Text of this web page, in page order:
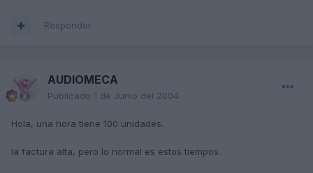
Responder
AUDIOMECA
Publicado 1 de Junio del 2004
Hola, una hora tiene 100 unidades.
la factura alta, pero lo normal es estos tiempos.